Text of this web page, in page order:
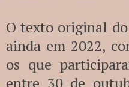
O texto original
ainda em 2022,
os que
entre 30 de